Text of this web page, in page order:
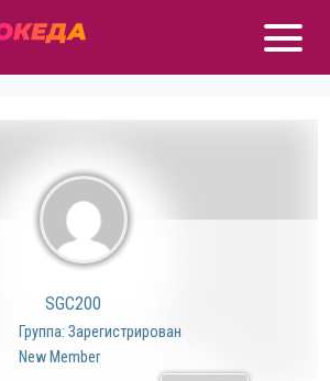
SGC200
Группа: Зарегистрирован
New Member